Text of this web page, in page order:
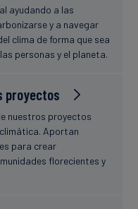
ayudando a las
y a navegar
clima de forma que sea
personas y el planeta.
proyectos
nuestros proyectos
Aportan
para crear
florecientes y